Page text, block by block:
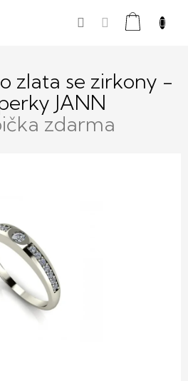
Nákupní
zlata se zirkony -
JANN
zdarma